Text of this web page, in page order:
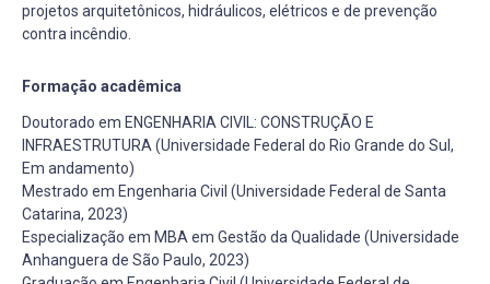
projetos arquitetônicos, hidráulicos, elétricos e de prevenção
contra incêndio.
Formação acadêmica
Doutorado em ENGENHARIA CIVIL: CONSTRUÇÃO E
INFRAESTRUTURA (Universidade Federal do Rio Grande do Sul,
Em andamento)
Mestrado em Engenharia Civil (Universidade Federal de Santa
Catarina, 2023)
Especialização em MBA em Gestão da Qualidade (Universidade
Anhanguera de São Paulo, 2023)